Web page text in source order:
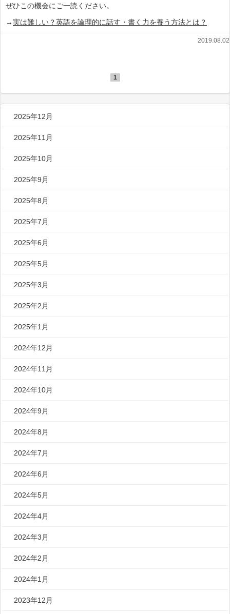
2025年12月
2025年11月
2025年10月
2025年9月
2025年8月
2025年7月
2025年6月
2025年5月
2025年3月
2025年2月
2025年1月
2024年12月
2024年11月
2024年10月
2024年9月
2024年8月
2024年7月
2024年6月
2024年5月
2024年4月
2024年3月
2024年2月
2024年1月
2023年12月
ぜひこの機会にご一読ください。
→実は難しい？英語を論理的に話す・書く力を養う方法とは？
2019.08.02
1